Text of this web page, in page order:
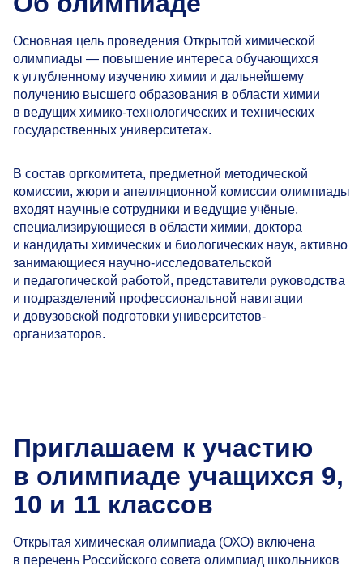
Основная цель проведения Открытой химической
олимпиады — повышение интереса обучающихся
к углубленному изучению химии и дальнейшему
получению высшего образования в области химии
в ведущих химико-технологических и технических
государственных университетах.
В состав оргкомитета, предметной методической
комиссии, жюри и апелляционной комиссии олимпиады
входят научные сотрудники и ведущие учёные,
специализирующиеся в области химии, доктора
и кандидаты химических и биологических наук, активно
занимающиеся научно-исследовательской
и педагогической работой, представители руководства
и подразделений профессиональной навигации
и довузовской подготовки университетов-
организаторов.
Приглашаем к участию
в олимпиаде учащихся 9,
10 и 11 классов
Открытая химическая олимпиада (ОХО) включена
в перечень Российского совета олимпиад школьников